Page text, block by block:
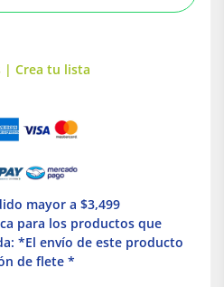
| Crea tu lista
mayor a $3,499
para los productos que
*El envío de este producto
de flete *